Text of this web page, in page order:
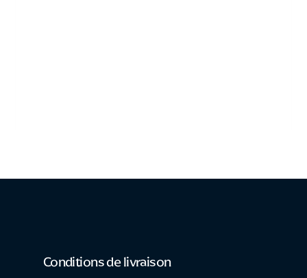
Conditions de livraison